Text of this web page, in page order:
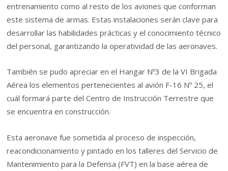
entrenamiento como al resto de los aviones que conforman
este sistema de armas. Estas instalaciones serán clave para
desarrollar las habilidades prácticas y el conocimiento técnico
del personal, garantizando la operatividad de las aeronaves.
También se pudo apreciar en el Hangar Nº3 de la VI Brigada
Aérea los elementos pertenecientes al avión F-16 Nº 25, el
cuál formará parte del Centro de Instrucción Terrestre que
se encuentra en construcción.
Esta aeronave fue sometida al proceso de inspección,
reacondicionamiento y pintado en los talleres del Servicio de
Mantenimiento para la Defensa (FVT) en la base aérea de